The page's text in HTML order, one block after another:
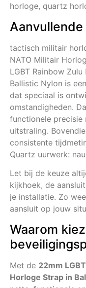
horloge, quartz
tactisch militair
NATO Militair
LGBT Rainbow
Ballistic Nylon is
dat speciaal is
omstandigheden.
functionele precisie
uitstraling.
consistente
Quartz uurwerk:
Let bij de keuze
kijkhoek, de
je installatie. Zo
aansluit op jouw
Waarom
Met de 22mm
Horloge Strap in